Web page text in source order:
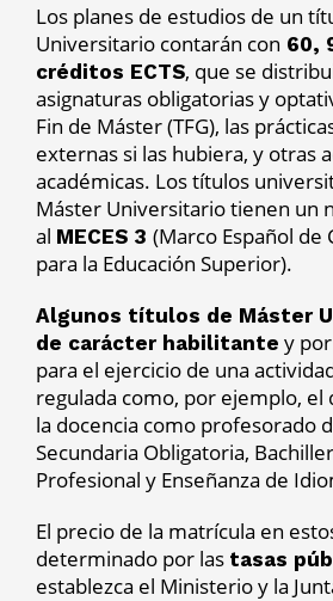
Los planes de estudios de un
Universitario contarán con 60,
créditos ECTS, que se
asignaturas obligatorias y
Fin de Máster (TFG), las
externas si las hubiera, y otras
académicas. Los títulos
Máster Universitario tienen un
al MECES 3 (Marco Español de
para la Educación Superior).
Algunos títulos de Máster
de carácter habilitante y
para el ejercicio de una
regulada como, por ejemplo, el
la docencia como profesorado
Secundaria Obligatoria,
Profesional y Enseñanza de
El precio de la matrícula en
determinado por las tasas
establezca el Ministerio y la